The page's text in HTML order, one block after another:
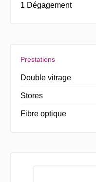
1 Dégagement
Prestations
Double vitrage
Stores
Fibre optique